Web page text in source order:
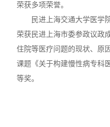
荣获多项荣誉。
民进上海交通大学医学
荣获民进上海市委参政议政
住院等医疗问题的现状、原
课题《关于构建慢性病专科
等奖。